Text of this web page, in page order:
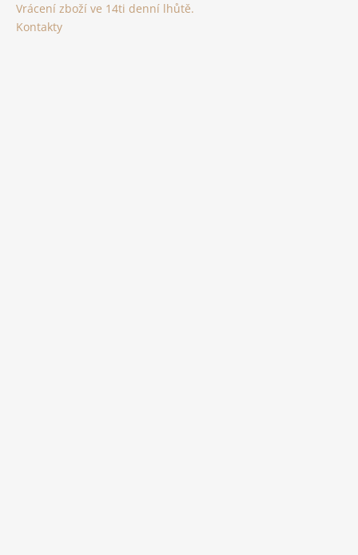
Vrácení zboží ve 14ti denní lhůtě.
Kontakty